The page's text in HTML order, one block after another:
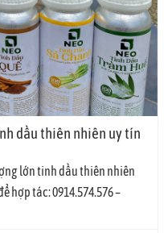
dầu thiên nhiên uy tín
lớn tinh dầu thiên nhiên
hợp tác: 0914.574.576 –